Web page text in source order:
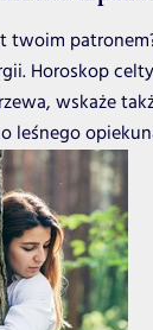
twoim
Horoskop
wskaże
leśnego